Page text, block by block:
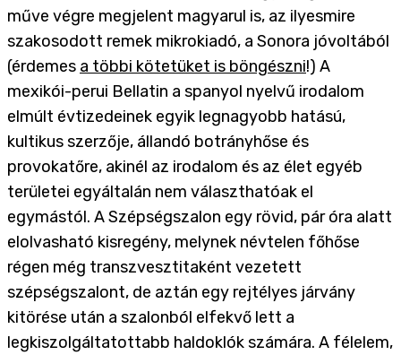
műve végre megjelent magyarul is, az ilyesmire
szakosodott remek mikrokiadó, a Sonora jóvoltából
(érdemes a többi kötetüket is böngészni!) A
mexikói-perui Bellatin a spanyol nyelvű irodalom
elmúlt évtizedeinek egyik legnagyobb hatású,
kultikus szerzője, állandó botrányhőse és
provokatőre, akinél az irodalom és az élet egyéb
területei egyáltalán nem választhatóak el
egymástól. A Szépségszalon egy rövid, pár óra alatt
elolvasható kisregény, melynek névtelen főhőse
régen még transzvesztitaként vezetett
szépségszalont, de aztán egy rejtélyes járvány
kitörése után a szalonból elfekvő lett a
legkiszolgáltatottabb haldoklók számára. A félelem,